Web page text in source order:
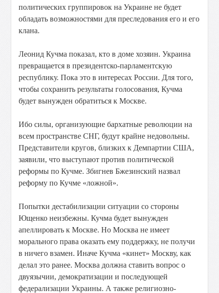
политических группировок на Украине не будет
обладать возможностями для преследования его и его
клана.
Леонид Кучма показал, кто в доме хозяин. Украина
превращается в президентско-парламентскую
республику. Пока это в интересах России. Для того,
чтобы сохранить результаты голосования, Кучма
будет вынужден обратиться к Москве.
Ибо силы, организующие бархатные революции на
всем пространстве СНГ, будут крайне недовольны.
Представители кругов, близких к Демпартии США,
заявили, что выступают против политической
реформы по Кучме. Збигнев Бжезинский назвал
реформу по Кучме «ложной».
Попытки дестабилизации ситуации со стороны
Ющенко неизбежны. Кучма будет вынужден
апеллировать к Москве. Но Москва не имеет
морального права оказать ему поддержку, не получи
в ничего взамен. Иначе Кучма «кинет» Москву, как
делал это ранее. Москва должна ставить вопрос о
двуязычии, демократизации и последующей
федерализации Украины. А также религиозно-